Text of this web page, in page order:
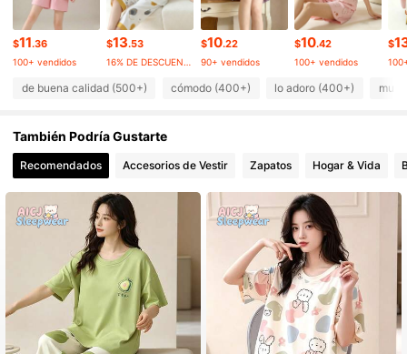
4.86 50K Seguidores
4.86
4.86 50K Seguidores
4.86 50K Seguidores
4.86 50K Seguidores
$11.36
100+ vendidos
$13.53
16% DE DESCUENTO
$10.22
90+ vendidos
$10.42
100+ vendidos
$
de buena calidad (500+) cómodo (400+) lo adoro (400+) muy
También Podría Gustarte
Recomendados Accesorios de Vestir Zapatos Hogar & Vida